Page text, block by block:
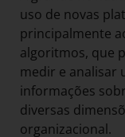
uso de novas
principalmente
algoritmos, que
medir e analisar
informações
diversas
organizacional.